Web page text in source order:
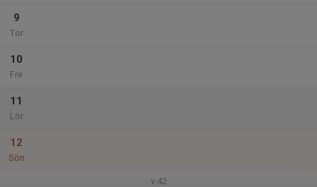
9
Tor
10
Fre
11
Lör
12
Sön
v.42